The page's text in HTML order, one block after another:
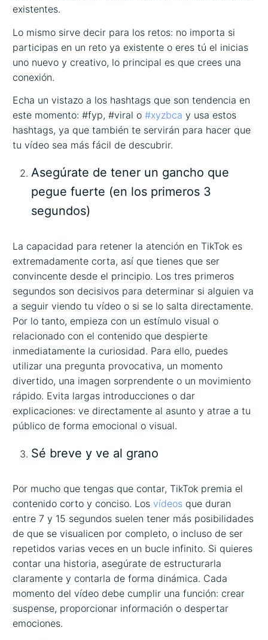
existentes.
Lo mismo sirve decir para los retos: no importa si
participas en un reto ya existente o eres tú el inicias
uno nuevo y creativo, lo principal es que crees una
conexión.
Echa un vistazo a los hashtags que son tendencia en
este momento: #fyp, #viral o#xyzbca y usa estos
hashtags, ya que también te servirán para hacer que
tu vídeo sea más fácil de descubrir.
Asegúrate de tener un gancho que
pegue fuerte (en los primeros 3
segundos)
La capacidad para retener la atención en TikTok es
extremadamente corta, así que tienes que ser
convincente desde el principio. Los tres primeros
segundos son decisivos para determinar si alguien va
a seguir viendo tu vídeo o si se lo salta directamente.
Por lo tanto, empieza con un estímulo visual o
relacionado con el contenido que despierte
inmediatamente la curiosidad. Para ello, puedes
utilizar una pregunta provocativa, un momento
divertido, una imagen sorprendente o un movimiento
rápido. Evita largas introducciones o dar
explicaciones: ve directamente al asunto y atrae a tu
público de forma emocional o visual.
Sé breve y ve al grano
Por mucho que tengas que contar, TikTok premia el
contenido corto y conciso. Losvídeos que duran
entre 7 y 15 segundos suelen tener más posibilidades
de que se visualicen por completo, o incluso de ser
repetidos varias veces en un bucle infinito. Si quieres
contar una historia, asegúrate de estructurarla
claramente y contarla de forma dinámica. Cada
momento del vídeo debe cumplir una función: crear
suspense, proporcionar información o despertar
emociones.